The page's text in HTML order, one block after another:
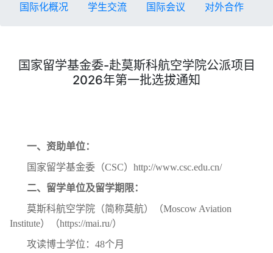
国际化概况 学生交流 国际会议 对外合作
国家留学基金委-赴莫斯科航空学院公派项目
2026年第一批选拔通知
一、资助单位：
国家留学基金委（CSC）http://www.csc.edu.cn/
二、留学单位及留学期限：
莫斯科航空学院（简称莫航）（Moscow Aviation
Institute）（https://mai.ru/）
攻读博士学位：48个月